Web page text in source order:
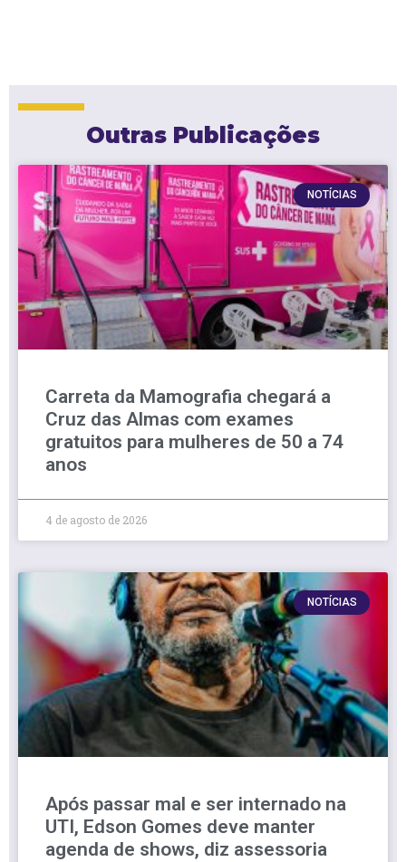
Outras Publicações
NOTÍCIAS
Carreta da Mamografia chegará a
Cruz das Almas com exames
gratuitos para mulheres de 50 a 74
anos
4 de agosto de 2026
NOTÍCIAS
Após passar mal e ser internado na
UTI, Edson Gomes deve manter
agenda de shows, diz assessoria